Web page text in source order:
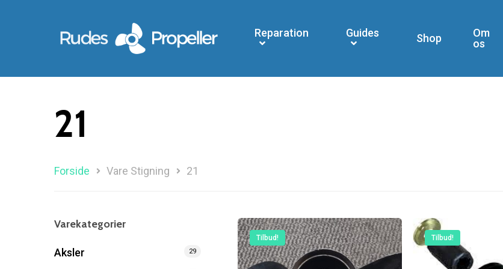
Reparation Guides Shop
Om
os
21
Forside Vare Stigning 21
Varekategorier
Aksler 29
Tilbud! Tilbud!